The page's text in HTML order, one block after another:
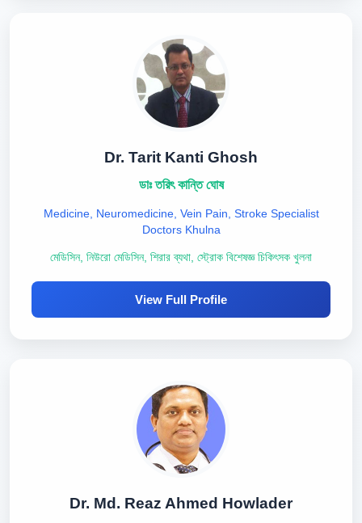
Dr. Tarit Kanti Ghosh
ডাঃ তরিৎ কান্তি ঘোষ
Medicine, Neuromedicine, Vein Pain, Stroke Specialist
Doctors Khulna
মেডিসিন, নিউরো মেডিসিন, শিরার ব্যথা, স্ট্রোক বিশেষজ্ঞ চিকিৎসক খুলনা
View Full Profile
Dr. Md. Reaz Ahmed Howlader